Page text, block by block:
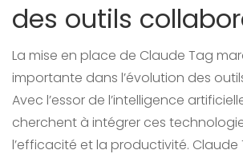
des outils
La mise en place de Claude Tag
importante dans l’évolution des
Avec l’essor de l’intelligence
cherchent à intégrer ces
l’efficacité et la productivité. Claude